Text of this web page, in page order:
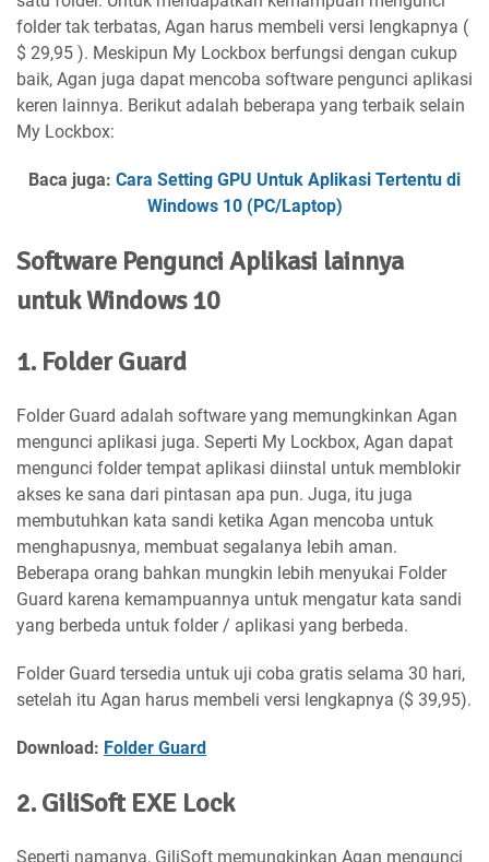
folder tak terbatas, Agan harus membeli versi lengkapnya (
$ 29,95 ). Meskipun My Lockbox berfungsi dengan cukup
baik, Agan juga dapat mencoba software pengunci aplikasi
keren lainnya. Berikut adalah beberapa yang terbaik selain
My Lockbox:
Baca juga: Cara Setting GPU Untuk Aplikasi Tertentu di
Windows 10 (PC/Laptop)
Software Pengunci Aplikasi lainnya
untuk Windows 10
1. Folder Guard
Folder Guard adalah software yang memungkinkan Agan
mengunci aplikasi juga. Seperti My Lockbox, Agan dapat
mengunci folder tempat aplikasi diinstal untuk memblokir
akses ke sana dari pintasan apa pun. Juga, itu juga
membutuhkan kata sandi ketika Agan mencoba untuk
menghapusnya, membuat segalanya lebih aman.
Beberapa orang bahkan mungkin lebih menyukai Folder
Guard karena kemampuannya untuk mengatur kata sandi
yang berbeda untuk folder / aplikasi yang berbeda.
Folder Guard tersedia untuk uji coba gratis selama 30 hari,
setelah itu Agan harus membeli versi lengkapnya ($ 39,95).
Download: Folder Guard
2. GiliSoft EXE Lock
Seperti namanya, GiliSoft memungkinkan Agan mengunci